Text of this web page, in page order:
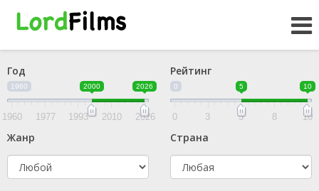
Год
1960 2000 2026
1960 1977 1993 2010 2026
Рейтинг
0 5 10
0 3 5 8 10
Жанр Страна